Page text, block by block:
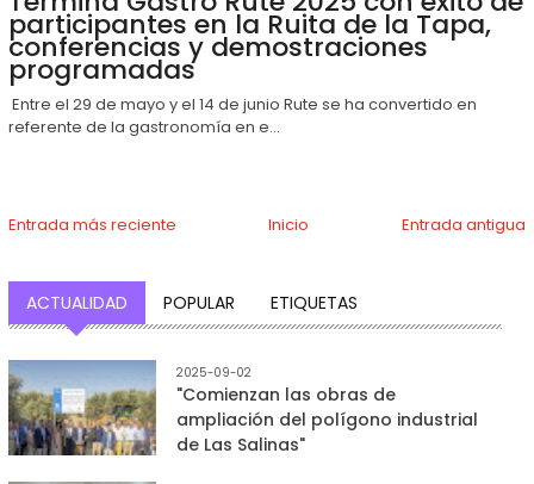
participantes en la Ruita de la Tapa,
conferencias y demostraciones
programadas
Entre el 29 de mayo y el 14 de junio Rute se ha convertido en
referente de la gastronomía en e...
Entrada más reciente Entrada antigua
Inicio
ACTUALIDAD POPULAR ETIQUETAS
2025-09-02
"Comienzan las obras de
ampliación del polígono industrial
de Las Salinas"